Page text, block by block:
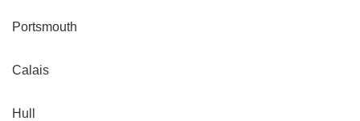
Portsmouth
Calais
Hull